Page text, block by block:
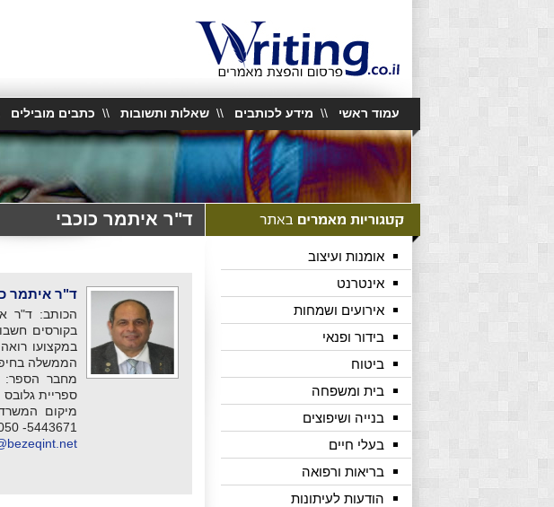
עמוד ראשי \\ מידע לכותבים \\ שאלות ותשובות \\ כתבים מובילים
אומנות ועיצוב
אינטרנט
אירועים ושמחות
בידור ופנאי
ביטוח
בית ומשפחה
בנייה ושיפוצים
בעלי חיים
בריאות ורפואה
הודעות לעיתונות
ד"ר איתמר כוכבי
ד"ר איתמר
בקורסים
הממשלה
ספריית גלובס
5443671- 050